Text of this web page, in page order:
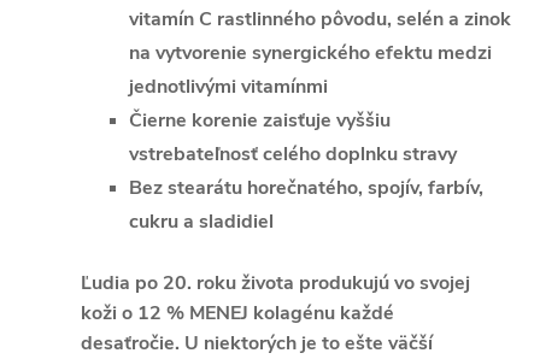
vitamín C rastlinného pôvodu, selén a zinok
na vytvorenie synergického efektu medzi
jednotlivými vitamínmi
Čierne korenie zaisťuje vyššiu
vstrebateľnosť celého doplnku stravy
Bez stearátu horečnatého, spojív, farbív,
cukru a sladidiel
Ľudia po 20. roku života produkujú vo svojej
koži o 12 % MENEJ kolagénu každé
desaťročie. U niektorých je to ešte väčší